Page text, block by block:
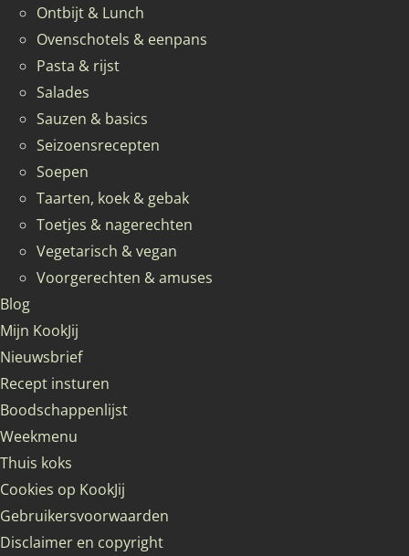
Ontbijt & Lunch
Ovenschotels & eenpans
Pasta & rijst
Salades
Sauzen & basics
Seizoensrecepten
Soepen
Taarten, koek & gebak
Toetjes & nagerechten
Vegetarisch & vegan
Voorgerechten & amuses
Blog
Mijn KookJij
Nieuwsbrief
Recept insturen
Boodschappenlijst
Weekmenu
Thuis koks
Cookies op KookJij
Gebruikersvoorwaarden
Disclaimer en copyright